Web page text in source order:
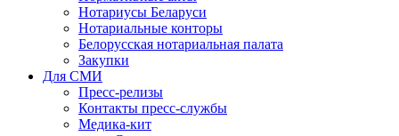
Нотариусы Беларуси
Нотариальные конторы
Белорусская нотариальная палата
Закупки
Для СМИ
Пресс-релизы
Контакты пресс-службы
Медика-кит